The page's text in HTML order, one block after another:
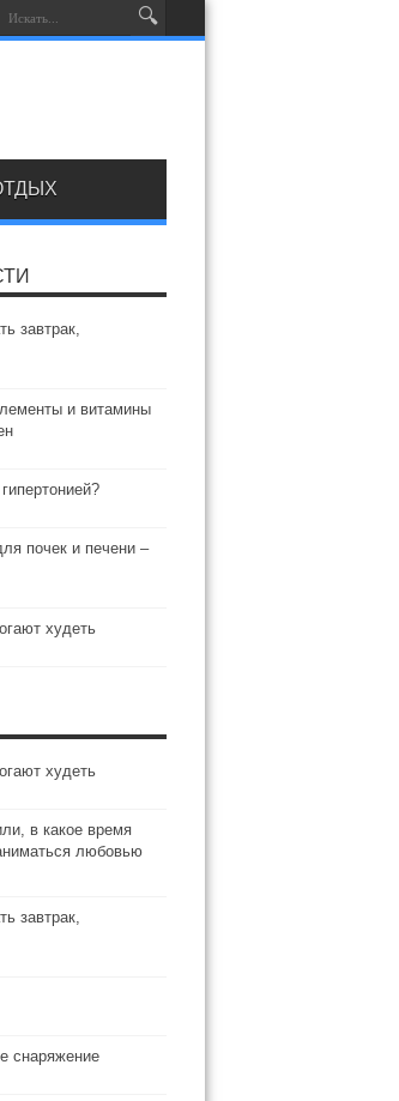
завтрак,
и витамины
почек и печени –
худеть
худеть
в какое время
любовью
завтрак,
снаряжение